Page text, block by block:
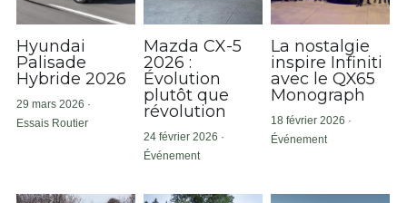
Hyundai
Palisade
Hybride 2026
29 mars 2026 ·
Essais Routier
Mazda CX-5
2026 :
Évolution
plutôt que
révolution
24 février 2026 ·
Événement
La nostalgie
inspire Infiniti
avec le QX65
Monograph
18 février 2026 ·
Événement